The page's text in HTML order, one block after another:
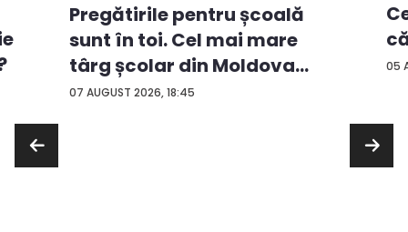
07 AUGUST 2026, 18:45
Pregătirile pentru școală
sunt în toi. Cel mai mare
târg școlar din Moldova
con...
05